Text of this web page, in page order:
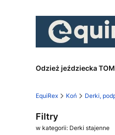
Odzież jeździecka
EquiRex Koń Derki,
Filtry
w kategorii: Derki stajenne